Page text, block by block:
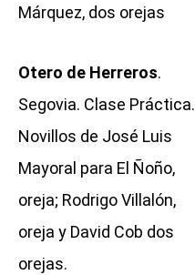
Márquez, dos orejas
Otero de Herreros.
Segovia. Clase Práctica.
Novillos de José Luis
Mayoral para El Ñoño,
oreja; Rodrigo Villalón,
oreja y David Cob dos
orejas.